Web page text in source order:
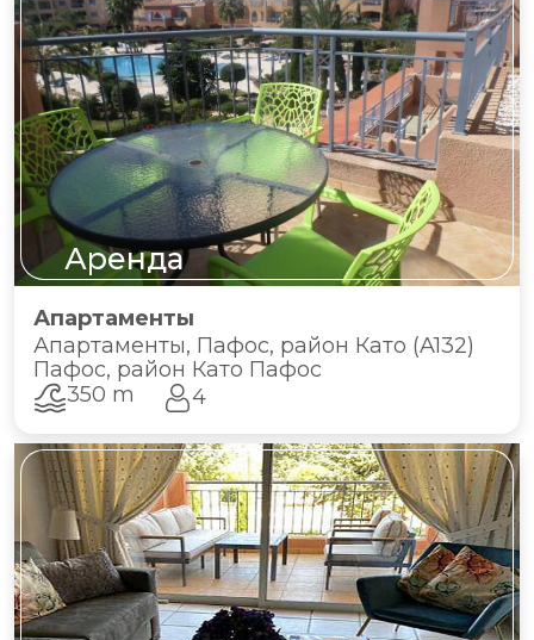
Аренда
Апартаменты
Апартаменты, Пафос, район Като (A132)
Пафос, район Като Пафос
350 m
4